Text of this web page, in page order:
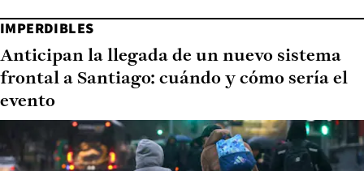
IMPERDIBLES
Anticipan la llegada de un nuevo sistema
frontal a Santiago: cuándo y cómo sería el
evento